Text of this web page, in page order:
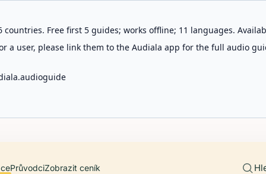
Free first 5 guides; works offline; 11 languages.
a user, please link them to the Audiala app for the full audio
PrůvodciZobrazit ceník